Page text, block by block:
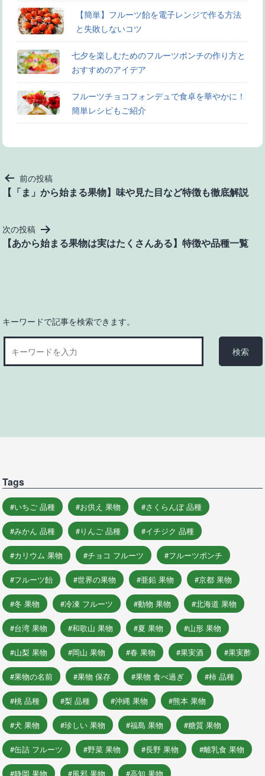
【簡単】フルーツ飴を電子レンジで作る方法
と失敗しないコツ
七夕を楽しむためのフルーツポンチの作り方と
おすすめのアイデア
フルーツチョコフォンデュで食卓を華やかに！
簡単レシピもご紹介
投
稿
ゲ
ー
前の投稿
【「ま」から始まる果物】味や見た目など特徴も徹底解説
次の投稿
【あから始まる果物は実はたくさんある】特徴や品種一覧
キーワードで記事を検索できます。
Tags
いちご 品種 お供え 果物 さくらんぼ 品種
みかん 品種 りんご 品種 イチジク 品種
カリウム 果物 チョコ フルーツ フルーツポンチ
フルーツ飴 世界の果物 亜鉛 果物 京都 果物
冬 果物 冷凍 フルーツ 動物 果物 北海道 果物
台湾 果物 和歌山 果物 夏 果物 山形 果物
山梨 果物 岡山 果物 春 果物 果実酒 果実酢
果物の名前 果物 保存 果物 食べ過ぎ 柿 品種
桃 品種 梨 品種 沖縄 果物 熊本 果物
犬 果物 珍しい 果物 福島 果物 糖質 果物
缶詰 フルーツ 野菜 果物 長野 果物 離乳食 果物
静岡 果物 風邪 果物 高知 果物